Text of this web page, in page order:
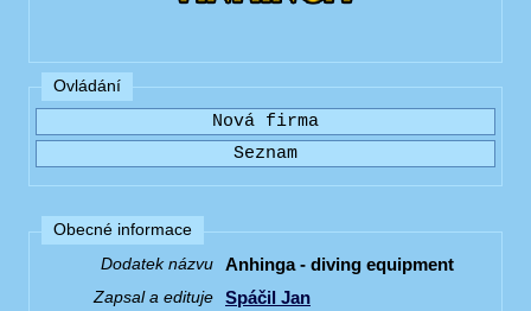
Ovládání
Obecné informace
Dodatek názvu
Anhinga - diving equipment
Zapsal a edituje
Spáčil Jan